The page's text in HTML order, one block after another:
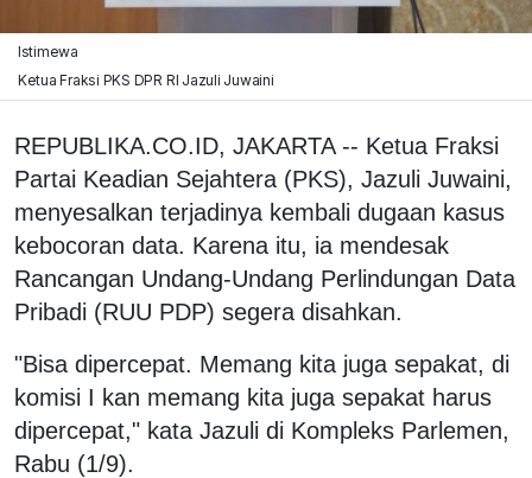
Istimewa
Ketua Fraksi PKS DPR RI Jazuli Juwaini
REPUBLIKA.CO.ID, JAKARTA -- Ketua Fraksi
Partai Keadian Sejahtera (PKS), Jazuli Juwaini,
menyesalkan terjadinya kembali dugaan kasus
kebocoran data. Karena itu, ia mendesak
Rancangan Undang-Undang Perlindungan Data
Pribadi (RUU PDP) segera disahkan.
"Bisa dipercepat. Memang kita juga sepakat, di
komisi I kan memang kita juga sepakat harus
dipercepat," kata Jazuli di Kompleks Parlemen,
Rabu (1/9).